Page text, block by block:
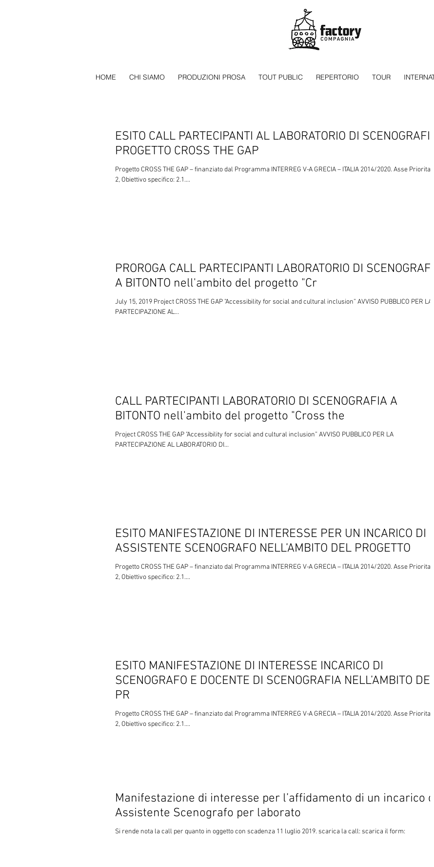
HOME CHI SIAMO PRODUZIONI PROSA TOUT PUBLIC REPERTORIO TOUR
ESITO CALL PARTECIPANTI AL LABORATORIO DI SCENOGRAFIA
PROGETTO CROSS THE GAP
Progetto CROSS THE GAP – finanziato dal Programma INTERREG V-A GRECIA – ITALIA 2014/2020. Asse Prioritario
2, Obiettivo specifico: 2.1....
PROROGA CALL PARTECIPANTI LABORATORIO DI SCENOGRAFIA
A BITONTO nell'ambito del progetto "Cr
July 15, 2019 Project CROSS THE GAP "Accessibility for social and cultural inclusion” AVVISO PUBBLICO PER LA
PARTECIPAZIONE AL...
CALL PARTECIPANTI LABORATORIO DI SCENOGRAFIA A
BITONTO nell'ambito del progetto "Cross the
Project CROSS THE GAP "Accessibility for social and cultural inclusion” AVVISO PUBBLICO PER LA
PARTECIPAZIONE AL LABORATORIO DI...
ESITO MANIFESTAZIONE DI INTERESSE PER UN INCARICO DI
ASSISTENTE SCENOGRAFO NELL’AMBITO DEL PROGETTO
Progetto CROSS THE GAP – finanziato dal Programma INTERREG V-A GRECIA – ITALIA 2014/2020. Asse Prioritario
2, Obiettivo specifico: 2.1....
ESITO MANIFESTAZIONE DI INTERESSE INCARICO DI
SCENOGRAFO E DOCENTE DI SCENOGRAFIA NELL’AMBITO DEL
PR
Progetto CROSS THE GAP – finanziato dal Programma INTERREG V-A GRECIA – ITALIA 2014/2020. Asse Prioritario
2, Obiettivo specifico: 2.1....
Manifestazione di interesse per l’affidamento di un incarico di
Assistente Scenografo per laborato
Si rende nota la call per quanto in oggetto con scadenza 11 luglio 2019. scarica la call: scarica il form: